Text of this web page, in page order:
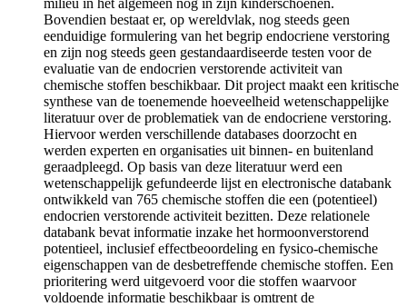
Bovendien bestaat er, op wereldvlak, nog steeds geen
eenduidige formulering van het begrip endocriene verstoring
en zijn nog steeds geen gestandaardiseerde testen voor de
evaluatie van de endocrien verstorende activiteit van
chemische stoffen beschikbaar. Dit project maakt een kritische
synthese van de toenemende hoeveelheid wetenschappelijke
literatuur over de problematiek van de endocriene verstoring.
Hiervoor werden verschillende databases doorzocht en
werden experten en organisaties uit binnen- en buitenland
geraadpleegd. Op basis van deze literatuur werd een
wetenschappelijk gefundeerde lijst en electronische databank
ontwikkeld van 765 chemische stoffen die een (potentieel)
endocrien verstorende activiteit bezitten. Deze relationele
databank bevat informatie inzake het hormoonverstorend
potentieel, inclusief effectbeoordeling en fysico-chemische
eigenschappen van de desbetreffende chemische stoffen. Een
prioritering werd uitgevoerd voor die stoffen waarvoor
voldoende informatie beschikbaar is omtrent de